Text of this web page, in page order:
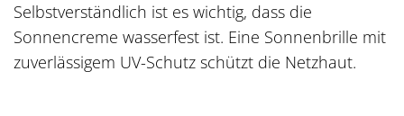
Selbstverständlich ist es wichtig, dass die
Sonnencreme wasserfest ist. Eine Sonnenbrille mit
zuverlässigem UV-Schutz schützt die Netzhaut.